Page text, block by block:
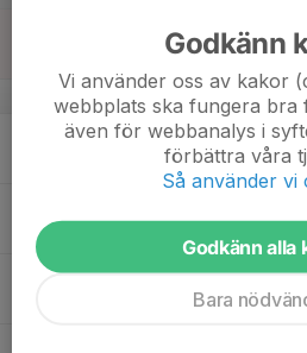
v.8
Godkänn
Vi använder oss av kakor
webbplats ska fungera bra
även för webbanalys i
förbättra våra
Så använder vi
Godkänn alla
Bara